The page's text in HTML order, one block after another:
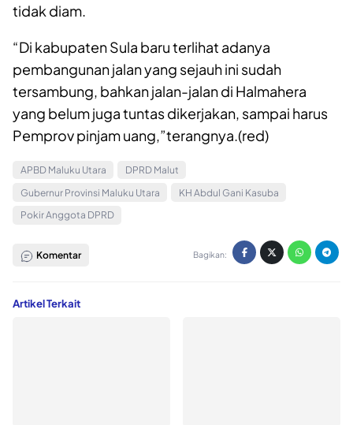
tidak diam.
“Di kabupaten Sula baru terlihat adanya
pembangunan jalan yang sejauh ini sudah
tersambung, bahkan jalan-jalan di Halmahera
yang belum juga tuntas dikerjakan, sampai harus
Pemprov pinjam uang,”terangnya.(red)
APBD Maluku Utara
DPRD Malut
Gubernur Provinsi Maluku Utara
KH Abdul Gani Kasuba
Pokir Anggota DPRD
Komentar Bagikan:
Artikel Terkait